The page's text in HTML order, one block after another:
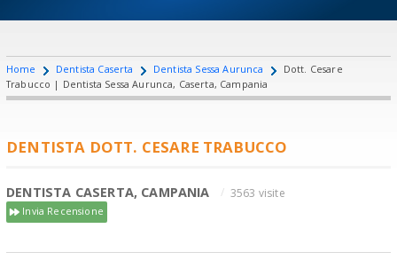
Home Dentista Caserta Dentista Sessa Aurunca
Dott. Cesare
Trabucco | Dentista Sessa Aurunca, Caserta, Campania
DENTISTA DOTT. CESARE TRABUCCO
DENTISTA CASERTA, CAMPANIA 3563 visite
Invia Recensione